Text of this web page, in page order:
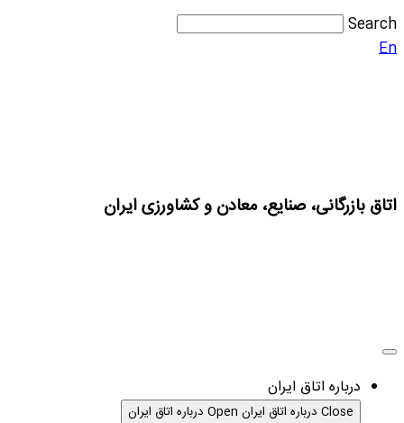
Search
En
اتاق بازرگانی، صنایع، معادن و کشاورزی ایران
درباره اتاق ایران
Close درباره اتاق ایران Open درباره اتاق ایران